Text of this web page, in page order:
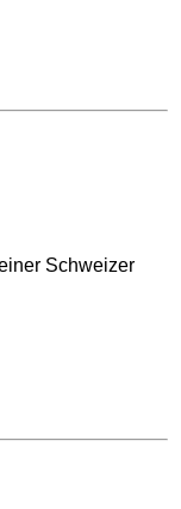
Schweizer